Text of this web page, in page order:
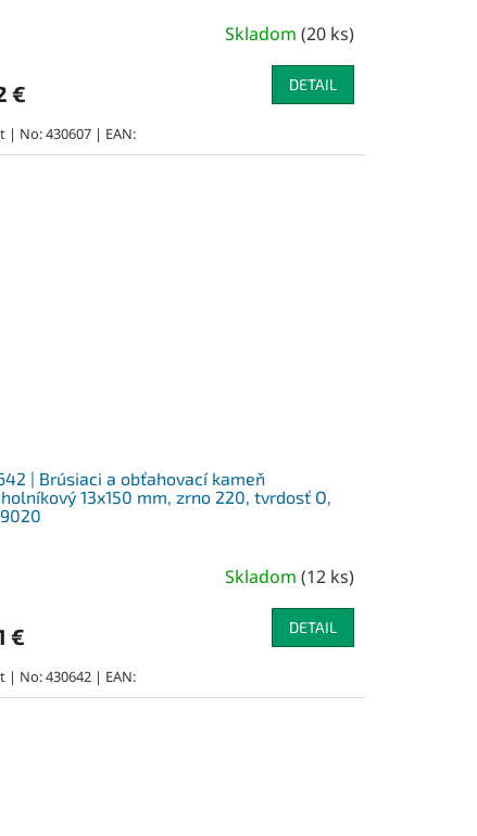
Skladom (20 ks)
€ DETAIL
| No: 430607 | EAN:
| Brúsiaci a obťahovací kameň
13x150 mm, zrno 220, tvrdosť O,
Skladom (12 ks)
€ DETAIL
| No: 430642 | EAN: